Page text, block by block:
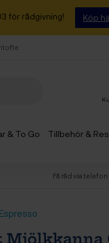
för rådgivning! Köp
& To Go Tillbehör &
Få råd via telefon
Mjölkkanna